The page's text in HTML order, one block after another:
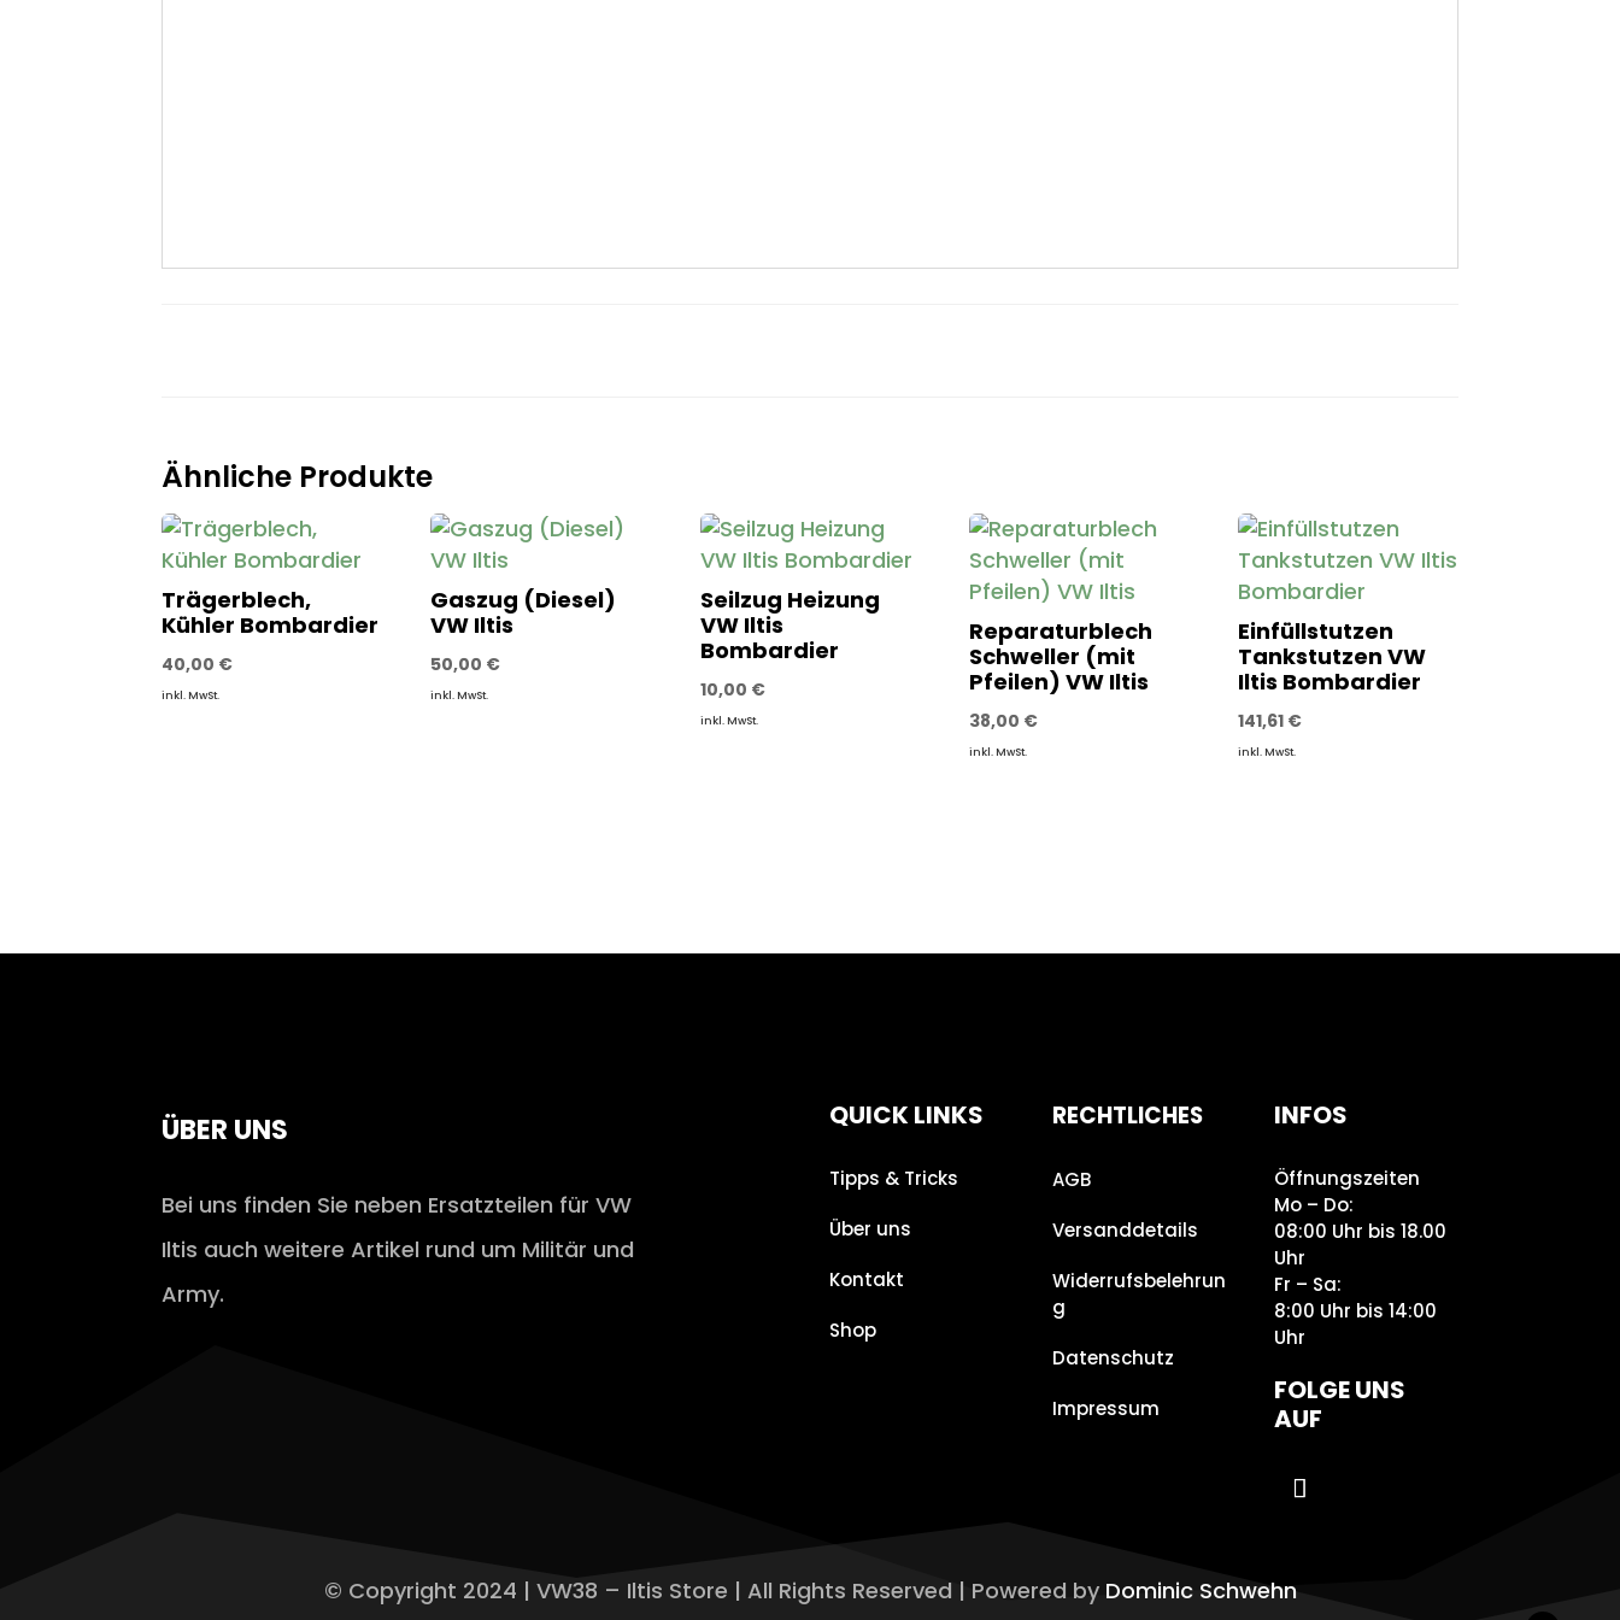
Ähnliche Produkte
Trägerblech,
Kühler Bombardier
40,00 €
inkl. MwSt.
Gaszug (Diesel)
VW Iltis
50,00 €
inkl. MwSt.
Seilzug Heizung
VW Iltis
Bombardier
10,00 €
inkl. MwSt.
Reparaturblech
Schweller (mit
Pfeilen) VW Iltis
38,00 €
inkl. MwSt.
Einfüllstutzen
Tankstutzen VW
Iltis Bombardier
141,61 €
inkl. MwSt.
ÜBER UNS
Bei uns finden Sie neben Ersatzteilen für VW
Iltis auch weitere Artikel rund um Militär und
Army.
QUICK LINKS
Tipps & Tricks
Über uns
Kontakt
Shop
RECHTLICHES
AGB
Versanddetails
Widerrufsbelehrun
g
Datenschutz
Impressum
INFOS
Öffnungszeiten
Mo – Do:
08:00 Uhr bis 18.00
Uhr
Fr – Sa:
8:00 Uhr bis 14:00
Uhr
FOLGE UNS
AUF
© Copyright 2024 | VW38 – Iltis Store | All Rights Reserved | Powered by Dominic Schwehn